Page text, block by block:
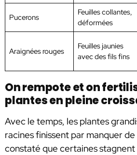
Pucerons
Feuilles collantes,
déformées
Araignées rouges
Feuilles jaunies
avec des fils fins
On rempote et on
plantes en pleine
Avec le temps, les plantes
racines finissent par manquer de
constaté que certaines stagnent